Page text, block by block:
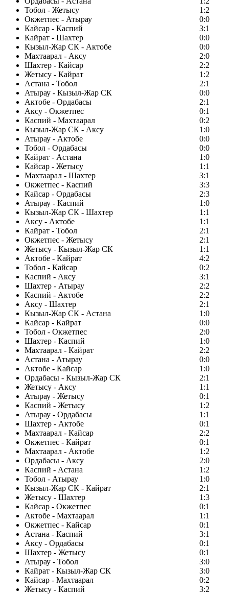
Тобол - Жетысу
1:2
Окжетпес - Атырау
0:0
Кайсар - Каспий
3:1
Кайрат - Шахтер
0:0
Кызыл-Жар СК - Актобе
0:0
Махтаарал - Аксу
2:0
Шахтер - Кайсар
2:2
Жетысу - Кайрат
1:2
Астана - Тобол
2:1
Атырау - Кызыл-Жар СК
0:0
Актобе - Ордабасы
2:1
Аксу - Окжетпес
0:1
Каспий - Махтаарал
0:2
Кызыл-Жар СК - Аксу
1:0
Атырау - Актобе
0:0
Тобол - Ордабасы
0:0
Кайрат - Астана
1:0
Кайсар - Жетысу
1:1
Махтаарал - Шахтер
3:1
Окжетпес - Каспий
3:3
Кайсар - Ордабасы
2:3
Атырау - Каспий
1:0
Кызыл-Жар СК - Шахтер
1:1
Аксу - Актобе
1:1
Кайрат - Тобол
2:1
Окжетпес - Жетысу
2:1
Жетысу - Кызыл-Жар СК
1:1
Актобе - Кайрат
4:2
Тобол - Кайсар
0:2
Каспий - Аксу
3:1
Шахтер - Атырау
2:2
Каспий - Актобе
2:2
Аксу - Шахтер
2:1
Кызыл-Жар СК - Астана
1:0
Кайсар - Кайрат
0:0
Тобол - Окжетпес
2:0
Шахтер - Каспий
1:0
Махтаарал - Кайрат
2:2
Астана - Атырау
0:0
Актобе - Кайсар
1:0
Ордабасы - Кызыл-Жар СК
2:1
Жетысу - Аксу
1:1
Атырау - Жетысу
0:1
Каспий - Жетысу
1:2
Атырау - Ордабасы
1:1
Шахтер - Актобе
0:1
Махтаарал - Кайсар
2:2
Окжетпес - Кайрат
0:1
Махтаарал - Актобе
1:2
Ордабасы - Аксу
2:0
Каспий - Астана
1:2
Тобол - Атырау
1:0
Кызыл-Жар СК - Кайрат
2:1
Жетысу - Шахтер
1:3
Кайсар - Окжетпес
0:1
Актобе - Махтаарал
1:1
Окжетпес - Кайсар
0:1
Астана - Каспий
3:1
Аксу - Ордабасы
0:1
Шахтер - Жетысу
0:1
Атырау - Тобол
3:0
Кайрат - Кызыл-Жар СК
3:0
Кайсар - Махтаарал
0:2
Жетысу - Каспий
3:2